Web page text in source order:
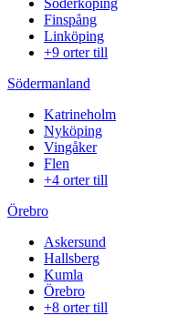
Söderköping
Finspång
Linköping
+9 orter till
Södermanland
Katrineholm
Nyköping
Vingåker
Flen
+4 orter till
Örebro
Askersund
Hallsberg
Kumla
Örebro
+8 orter till